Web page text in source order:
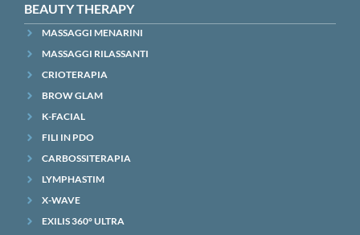
BEAUTY THERAPY
MASSAGGI MENARINI
MASSAGGI RILASSANTI
CRIOTERAPIA
BROW GLAM
K-FACIAL
FILI IN PDO
CARBOSSITERAPIA
LYMPHASTIM
X-WAVE
EXILIS 360° ULTRA